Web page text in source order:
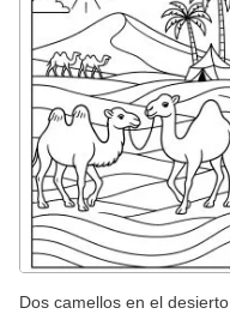
Dos camellos en el desierto